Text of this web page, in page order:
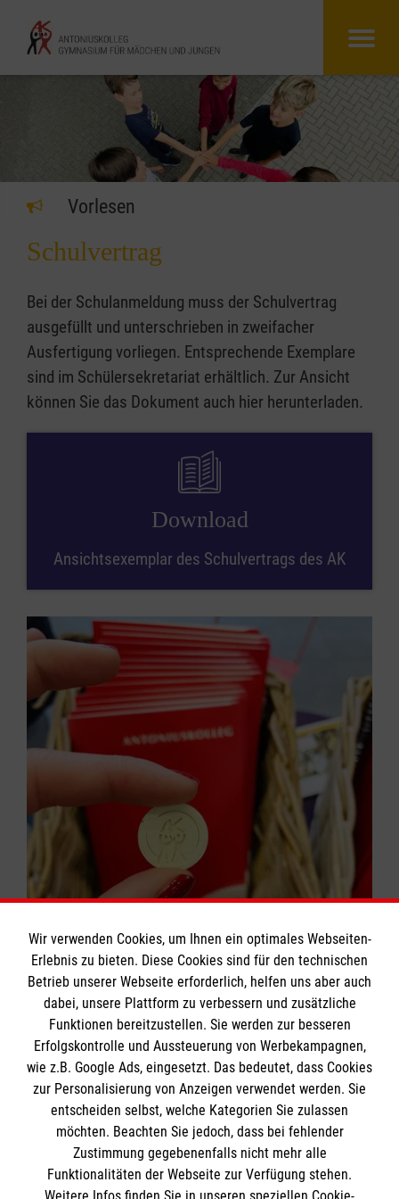
Vorlesen
Schulvertrag
Bei der Schulanmeldung muss der Schulvertrag
ausgefüllt und unterschrieben in zweifacher
Ausfertigung vorliegen. Entsprechende Exemplare
sind im Schülersekretariat erhältlich. Zur Ansicht
können Sie das Dokument auch hier herunterladen.
Download
Ansichtsexemplar des Schulvertrags des AK
Das Antoniuskolleg
Downloads
Anmeldung
Informationen
Wir verwenden Cookies, um Ihnen ein optimales Webseiten-
Erlebnis zu bieten. Diese Cookies sind für den technischen
Betrieb unserer Webseite erforderlich, helfen uns aber auch
dabei, unsere Plattform zu verbessern und zusätzliche
Funktionen bereitzustellen. Sie werden zur besseren
Erfolgskontrolle und Aussteuerung von Werbekampagnen,
wie z.B. Google Ads, eingesetzt. Das bedeutet, dass Cookies
zur Personalisierung von Anzeigen verwendet werden. Sie
entscheiden selbst, welche Kategorien Sie zulassen
möchten. Beachten Sie jedoch, dass bei fehlender
Zustimmung gegebenenfalls nicht mehr alle
Funktionalitäten der Webseite zur Verfügung stehen.